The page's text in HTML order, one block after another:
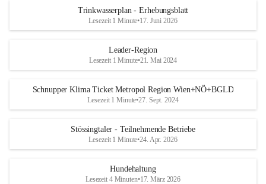
Trinkwasserplan - Erhebungsblatt
Lesezeit 1 Minute•17. Juni 2026
Leader-Region
Lesezeit 1 Minute•21. Mai 2024
Schnupper Klima Ticket Metropol Region Wien+NÖ+BGLD
Lesezeit 1 Minute•27. Sept. 2024
Stössingtaler - Teilnehmende Betriebe
Lesezeit 1 Minute•24. Apr. 2026
Hundehaltung
Lesezeit 4 Minuten•17. März 2026